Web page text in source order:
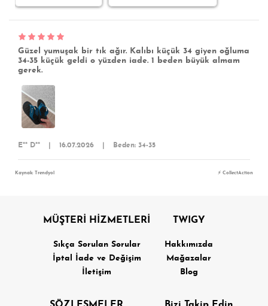
Güzel yumuşak bir tık ağır. Kalıbı küçük 34 giyen oğluma
34-35 küçük geldi o yüzden iade. 1 beden büyük almam
gerek.
E** D** 16.07.2026 Beden: 34-35
Kaynak: Trendyol ⚡ CollectAction
MÜŞTERİ HİZMETLERİ
Sıkça Sorulan Sorular
İptal İade ve Değişim
İletişim
TWIGY
Hakkımızda
Mağazalar
Blog